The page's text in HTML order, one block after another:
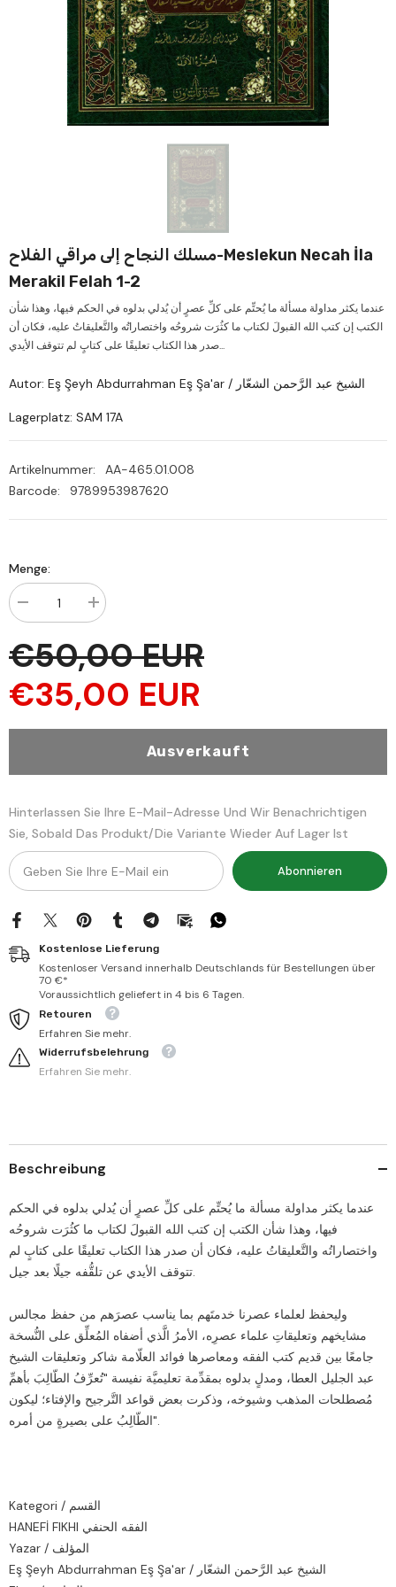
مسلك النجاح إلى مراقي الفلاح-Meslekun Necah İla
Merakil Felah 1-2
عندما يكثر مداولة مسألة ما يُحتِّم على كلِّ عصرٍ أن يُدلي بدلوه في الحكم فيها، وهذا شأن
الكتب إن كتب الله القبولَ لكتاب ما كثُرَت شروحُه واختصاراتُه والتَّعليقاتُ عليه، فكان أن
صدر هذا الكتاب تعليقًا على كتابٍ لم تتوقف الأيدي...
Autor: Eş Şeyh Abdurrahman Eş Şa'ar / الشيخ عبد الرَّحمن الشعّار
Lagerplatz: SAM 17A
Artikelnummer:
AA-465.01.008
Barcode:
9789953987620
Menge:
verringern
مسلك
النجاح
مراقي
الفلاح-
Necah
Menge
erhöhen
مسلك
النجاح
مراقي
الفلاح-
Necah
€50,00 EUR
€35,00 EUR
Ausverkauft
Hinterlassen Sie Ihre E-Mail-Adresse Und Wir Benachrichtigen
Sie, Sobald Das Produkt/die Variante Wieder Auf Lager Ist
Abonnieren
Kostenlose Lieferung
Kostenloser Versand innerhalb Deutschlands für Bestellungen über
70 €*
Voraussichtlich geliefert in 4 bis 6 Tagen.
Retouren
Erfahren Sie mehr.
Widerrufsbelehrung
Erfahren Sie mehr.
Beschreibung
عندما يكثر مداولة مسألة ما يُحتِّم على كلِّ عصرٍ أن يُدلي بدلوه في الحكم
فيها، وهذا شأن الكتب إن كتب الله القبولَ لكتاب ما كثُرَت شروحُه
واختصاراتُه والتَّعليقاتُ عليه، فكان أن صدر هذا الكتاب تعليقًا على كتابٍ لم
تتوقف الأيدي عن تلقُّفه جيلًا بعد جيل.
وليحفظ لعلماء عصرنا خدمتَهم بما يناسب عصرَهم من حفظ مجالس
مشايخهم وتعليقاتِ علماء عصرِه، الأمرُ الَّذي أضفاه المُعلِّق على النُّسخة
جامعًا بين قديم كتب الفقه ومعاصرها فوائد العلّامة شاكر وتعليقات الشيخ
عبد الجليل العطا، ومدلٍ بدلوه بمقدِّمة تعليميَّة نفيسة "تُعرِّفُ الطّالِبَ بأهمِّ
مُصطلحات المذهب وشيوخه، وذكرت بعض قواعد التَّرجيح والإفتاء؛ ليكون
الطّالِبُ على بصيرةٍ من أمره".
Kategori / القسم
HANEFİ FIKHI الفقه الحنفي
Yazar / المؤلف
Eş Şeyh Abdurrahman Eş Şa'ar / الشيخ عبد الرَّحمن الشعّار